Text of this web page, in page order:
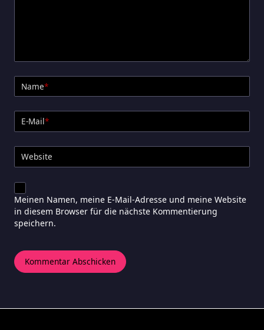
Name*
E-Mail*
Website
Meinen Namen, meine E-Mail-Adresse und meine Website
in diesem Browser für die nächste Kommentierung
speichern.